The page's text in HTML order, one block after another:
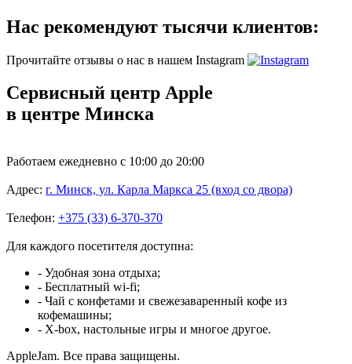
Нас рекомендуют тысячи клиентов:
Прочитайте отзывы о нас в нашем Instagram
Сервисный центр Apple
в центре Минска
Работаем ежедневно с 10:00 до 20:00
Адрес: г. Минск, ул. Карла Маркса 25 (вход со двора)
Телефон: +375 (33) 6-370-370
Для каждого посетителя доступна:
- Удобная зона отдыха;
- Бесплатный wi-fi;
- Чай с конфетами и свежезаваренный кофе из
кофемашины;
- X-box, настольные игры и многое другое.
AppleJam. Все права защищены.